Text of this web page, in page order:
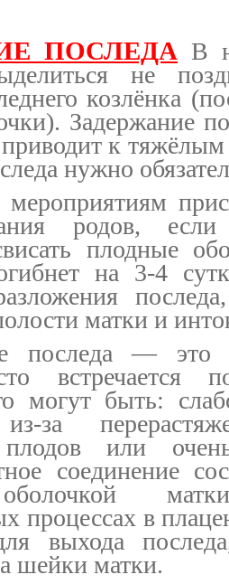
ПОСЛЕДА В
не
козлёнка
Задержание
к
нужно
родов,
плодные
на 3-4
матки и
последа — это
могут быть:
из-за
плодов или
соединение
оболочкой
процессах в
выхода
шейки матки.